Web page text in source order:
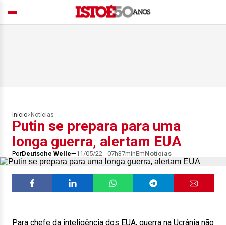
Início> Notícias
Putin se prepara para uma
longa guerra, alertam EUA
PorDeutsche Welle 11/05/22 - 07h37minEmNotícias
Para chefe da inteligência dos EUA, guerra na Ucrânia não